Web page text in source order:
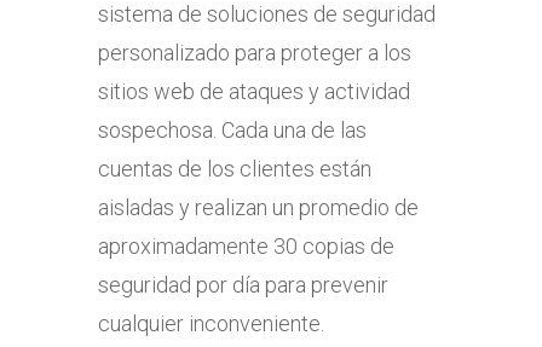
sistema de soluciones de seguridad
personalizado para proteger a los
sitios web de ataques y actividad
sospechosa. Cada una de las
cuentas de los clientes están
aisladas y realizan un promedio de
aproximadamente 30 copias de
seguridad por día para prevenir
cualquier inconveniente.